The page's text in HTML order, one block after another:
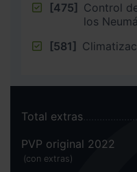
[475] Control
los
[581]
Total extras
PVP original 2022
(con extras)